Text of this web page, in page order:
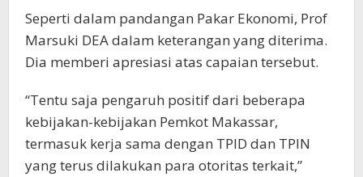
Seperti dalam pandangan Pakar Ekonomi, Prof
Marsuki DEA dalam keterangan yang diterima.
Dia memberi apresiasi atas capaian tersebut.
“Tentu saja pengaruh positif dari beberapa
kebijakan-kebijakan Pemkot Makassar,
termasuk kerja sama dengan TPID dan TPIN
yang terus dilakukan para otoritas terkait,”